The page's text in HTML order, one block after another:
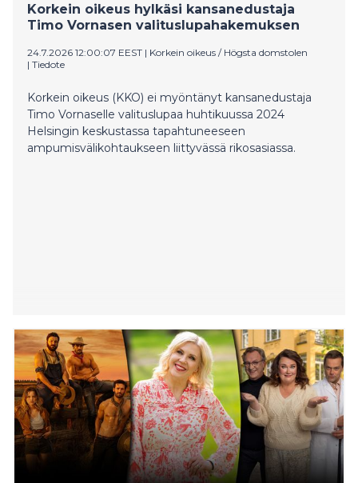
Korkein oikeus hylkäsi kansanedustaja
Timo Vornasen valituslupahakemuksen
24.7.2026 12:00:07 EEST | Korkein oikeus / Högsta domstolen
| Tiedote
Korkein oikeus (KKO) ei myöntänyt kansanedustaja
Timo Vornaselle valituslupaa huhtikuussa 2024
Helsingin keskustassa tapahtuneeseen
ampumisvälikohtaukseen liittyvässä rikosasiassa.